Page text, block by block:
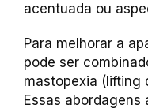
acentuada ou
Para melhorar a
pode ser
mastopexia (lifting
Essas abordagens